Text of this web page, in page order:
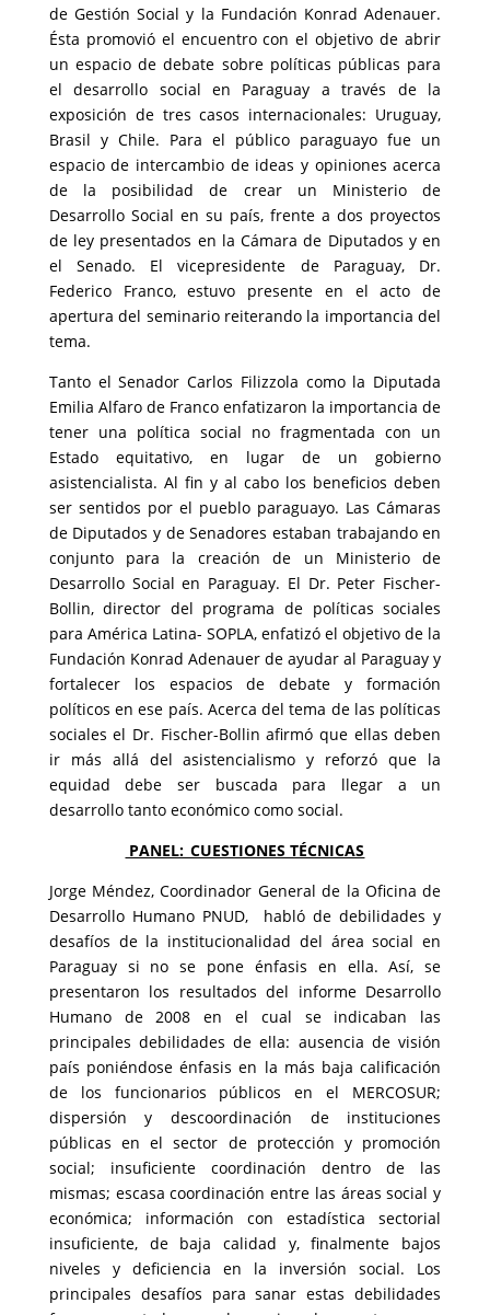
de Gestión Social y la Fundación Konrad Adenauer.
Ésta promovió el encuentro con el objetivo de abrir
un espacio de debate sobre políticas públicas para
el desarrollo social en Paraguay a través de la
exposición de tres casos internacionales: Uruguay,
Brasil y Chile. Para el público paraguayo fue un
espacio de intercambio de ideas y opiniones acerca
de la posibilidad de crear un Ministerio de
Desarrollo Social en su país, frente a dos proyectos
de ley presentados en la Cámara de Diputados y en
el Senado. El vicepresidente de Paraguay, Dr.
Federico Franco, estuvo presente en el acto de
apertura del seminario reiterando la importancia del
tema.
Tanto el Senador Carlos Filizzola como la Diputada
Emilia Alfaro de Franco enfatizaron la importancia de
tener una política social no fragmentada con un
Estado equitativo, en lugar de un gobierno
asistencialista. Al fin y al cabo los beneficios deben
ser sentidos por el pueblo paraguayo. Las Cámaras
de Diputados y de Senadores estaban trabajando en
conjunto para la creación de un Ministerio de
Desarrollo Social en Paraguay. El Dr. Peter Fischer-
Bollin, director del programa de políticas sociales
para América Latina- SOPLA, enfatizó el objetivo de la
Fundación Konrad Adenauer de ayudar al Paraguay y
fortalecer los espacios de debate y formación
políticos en ese país. Acerca del tema de las políticas
sociales el Dr. Fischer-Bollin afirmó que ellas deben
ir más allá del asistencialismo y reforzó que la
equidad debe ser buscada para llegar a un
desarrollo tanto económico como social.
PANEL:_CUESTIONES TÉCNICAS
Jorge Méndez, Coordinador General de la Oficina de
Desarrollo Humano PNUD, habló de debilidades y
desafíos de la institucionalidad del área social en
Paraguay si no se pone énfasis en ella. Así, se
presentaron los resultados del informe Desarrollo
Humano de 2008 en el cual se indicaban las
principales debilidades de ella: ausencia de visión
país poniéndose énfasis en la más baja calificación
de los funcionarios públicos en el MERCOSUR;
dispersión y descoordinación de instituciones
públicas en el sector de protección y promoción
social; insuficiente coordinación dentro de las
mismas; escasa coordinación entre las áreas social y
económica; información con estadística sectorial
insuficiente, de baja calidad y, finalmente bajos
niveles y deficiencia en la inversión social. Los
principales desafíos para sanar estas debilidades